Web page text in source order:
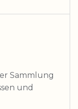
Sammlung
und